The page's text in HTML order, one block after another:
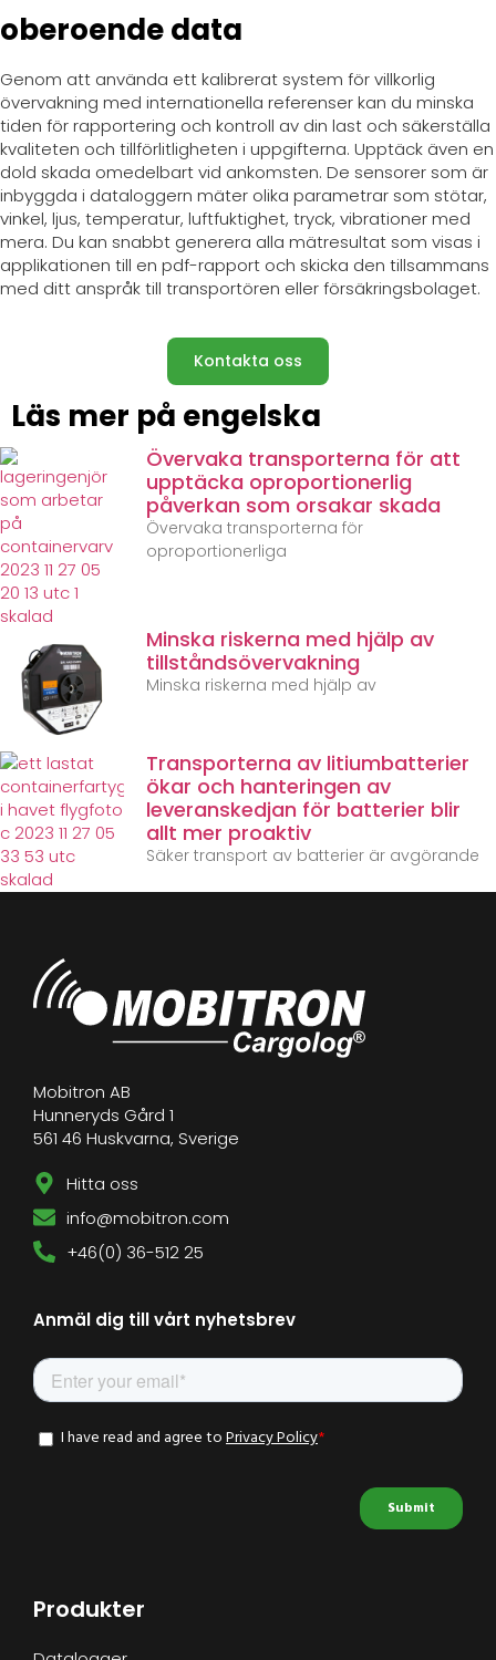
oberoende data
Genom att använda ett kalibrerat system för villkorlig
övervakning med internationella referenser kan du minska
tiden för rapportering och kontroll av din last och säkerställa
kvaliteten och tillförlitligheten i uppgifterna. Upptäck även en
dold skada omedelbart vid ankomsten. De sensorer som är
inbyggda i dataloggern mäter olika parametrar som stötar,
vinkel, ljus, temperatur, luftfuktighet, tryck, vibrationer med
mera. Du kan snabbt generera alla mätresultat som visas i
applikationen till en pdf-rapport och skicka den tillsammans
med ditt anspråk till transportören eller försäkringsbolaget.
Kontakta oss
Läs mer på engelska
Övervaka transporterna för att
upptäcka oproportionerlig
påverkan som orsakar skada
Övervaka transporterna för
oproportionerliga
Minska riskerna med hjälp av
tillståndsövervakning
Minska riskerna med hjälp av
Transporterna av litiumbatterier
ökar och hanteringen av
leveranskedjan för batterier blir
allt mer proaktiv
Säker transport av batterier är avgörande
Mobitron AB
Hunneryds Gård 1
561 46 Huskvarna, Sverige
Hitta oss
info@mobitron.com
+46(0) 36-512 25
Anmäl dig till vårt nyhetsbrev
Produkter